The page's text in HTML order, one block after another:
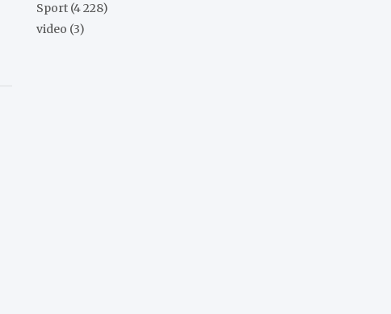
Sport (4 228)
video (3)